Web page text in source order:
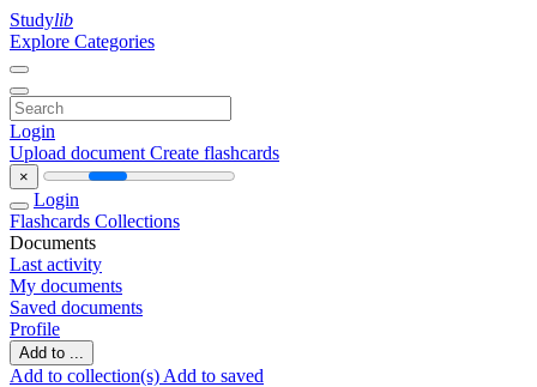
Studylib
Explore Categories
Login
Upload document Create flashcards
×
Login
Flashcards Collections
Documents
Last activity
My documents
Saved documents
Profile
Add to ...
Add to collection(s) Add to saved